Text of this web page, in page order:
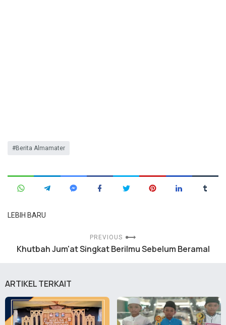
Berita Almamater
LEBIH BARU
PREVIOUS
Khutbah Jum'at Singkat Berilmu Sebelum Beramal
ARTIKEL TERKAIT